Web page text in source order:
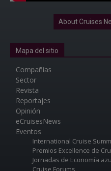
About Cruises
Mapa del sitio
Compañías
Sector
Revista
Reportajes
Opinión
eCruisesNews
Eventos
International Cruise
Premios Excellence de
Jornadas de Economía
Cruise Forums